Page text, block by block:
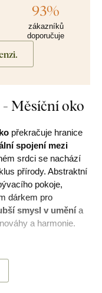
93%
zákazníků
doporučuje
Měsíční oko
překračuje hranice
spojení mezi
srdci se nachází
přírody. Abstraktní
pokoje,
dárkem pro
smysl v uměnía
a harmonie.
symbolizuje